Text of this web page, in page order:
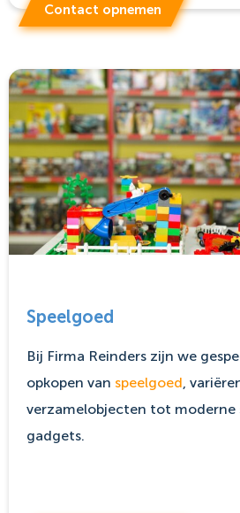
Contact opnemen
Speelgoed
Bij Firma Reinders zijn we
opkopen van speelgoed ,
verzamelobjecten tot moderne
gadgets.